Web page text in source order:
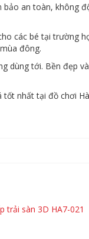
bảo an toàn, không
các bé tại trường
đông.
dùng tới. Bền đẹp và
tốt nhất tại đồ chơi Hà